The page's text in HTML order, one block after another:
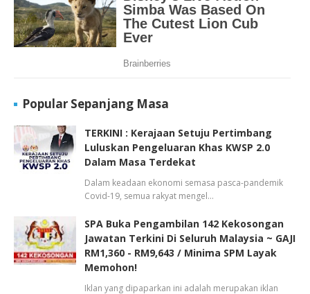
Popular Sepanjang Masa
TERKINI : Kerajaan Setuju Pertimbang
Luluskan Pengeluaran Khas KWSP 2.0
Dalam Masa Terdekat
Dalam keadaan ekonomi semasa pasca-pandemik
Covid-19, semua rakyat mengel…
SPA Buka Pengambilan 142 Kekosongan
Jawatan Terkini Di Seluruh Malaysia ~ GAJI
RM1,360 - RM9,643 / Minima SPM Layak
Memohon!
Iklan yang dipaparkan ini adalah merupakan iklan